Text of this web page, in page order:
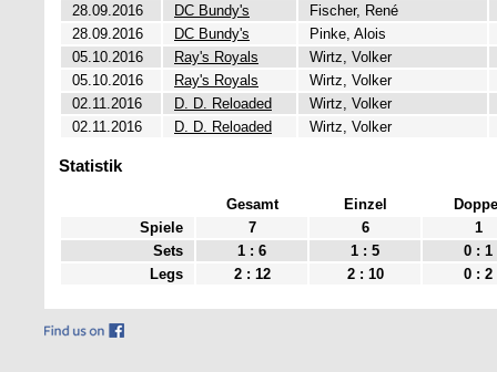
28.09.2016
DC Bundy's
Fischer, René
28.09.2016
DC Bundy's
Pinke, Alois
05.10.2016
Ray's Royals
Wirtz, Volker
05.10.2016
Ray's Royals
Wirtz, Volker
02.11.2016
D. D. Reloaded
Wirtz, Volker
02.11.2016
D. D. Reloaded Wirtz, Volker
Statistik
Gesamt Einzel
Spiele
7 6
1
Sets
1 : 6 1 : 5
0 : 1
Legs
2 : 12 2 : 10 0 : 2